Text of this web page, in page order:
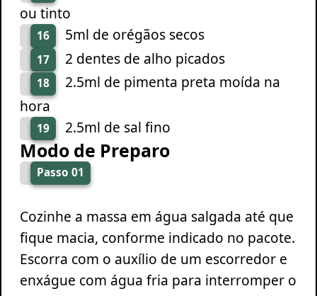
ou tinto
16 5ml de orégãos secos
17 2 dentes de alho picados
18
2.5ml de pimenta preta moída na
hora
19 2.5ml de sal fino
Modo de Preparo
Passo 01
Cozinhe a massa em água salgada até que
fique macia, conforme indicado no pacote.
Escorra com o auxílio de um escorredor e
enxágue com água fria para interromper o